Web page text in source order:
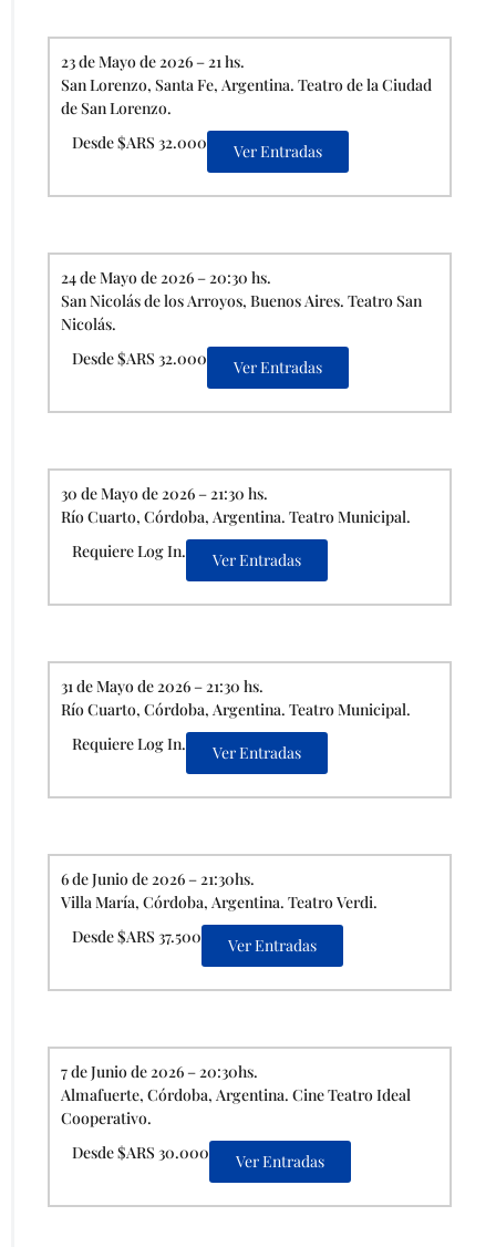
23 de Mayo de 2026 – 21 hs.
San Lorenzo, Santa Fe, Argentina. Teatro de la Ciudad
de San Lorenzo.
Desde $ARS 32.000
Ver Entradas
24 de Mayo de 2026 – 20:30 hs.
San Nicolás de los Arroyos, Buenos Aires. Teatro San
Nicolás.
Desde $ARS 32.000
Ver Entradas
30 de Mayo de 2026 – 21:30 hs.
Río Cuarto, Córdoba, Argentina. Teatro Municipal.
Requiere Log In.
Ver Entradas
31 de Mayo de 2026 – 21:30 hs.
Río Cuarto, Córdoba, Argentina. Teatro Municipal.
Requiere Log In.
Ver Entradas
6 de Junio de 2026 – 21:30hs.
Villa María, Córdoba, Argentina. Teatro Verdi.
Desde $ARS 37.500
Ver Entradas
7 de Junio de 2026 – 20:30hs.
Almafuerte, Córdoba, Argentina. Cine Teatro Ideal
Cooperativo.
Desde $ARS 30.000
Ver Entradas